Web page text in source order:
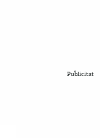
Publicitat